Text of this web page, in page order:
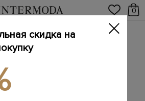
0
/ Женская одежда / Женские брюки
с волокнами льна
скидка на